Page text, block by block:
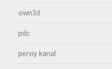
own3d
pdc
perviy kanal